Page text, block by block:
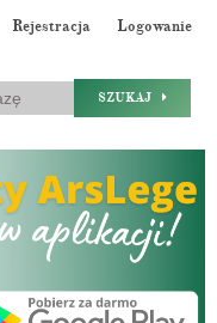
Rejestracja Logowanie
SZUKAJ